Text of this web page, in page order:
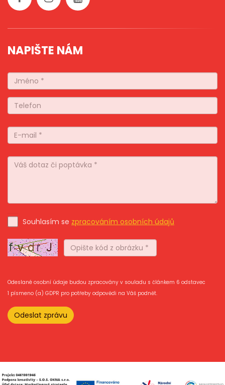
NAPIŠTE NÁM
Souhlasím se zpracováním osobních údajů
Odeslané osobní údaje budou zpracovány v souladu s článkem 6 odstavec
1 písmeno (a) GDPR pro potřeby odpovědi na Váš podnět.